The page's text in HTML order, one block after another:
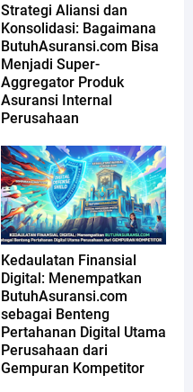
Strategi Aliansi dan
Konsolidasi: Bagaimana
ButuhAsuransi.com Bisa
Menjadi Super-
Aggregator Produk
Asuransi Internal
Perusahaan
Kedaulatan Finansial
Digital: Menempatkan
ButuhAsuransi.com
sebagai Benteng
Pertahanan Digital Utama
Perusahaan dari
Gempuran Kompetitor